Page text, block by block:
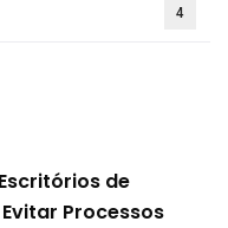
4
de
Processos